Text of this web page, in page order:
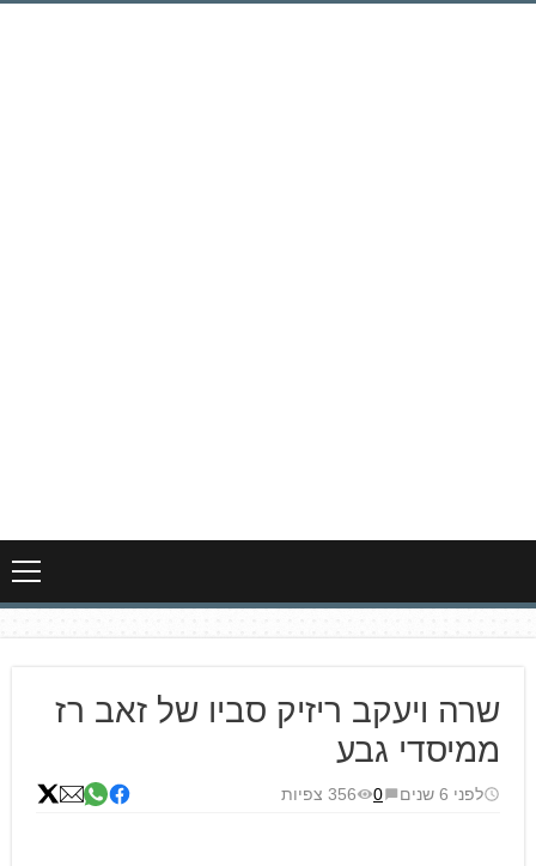
לדלג
שרה ויעקב ריזיק סביו של זאב רז
ממיסדי גבע
לפני 6 שנים 0 356 צפיות